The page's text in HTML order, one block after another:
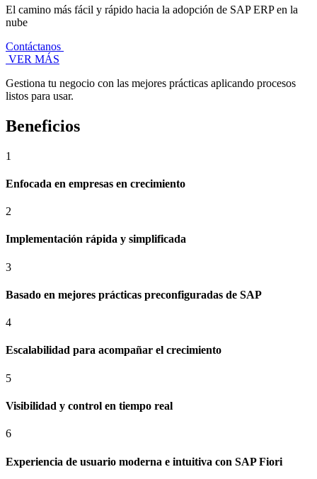
El camino más fácil y rápido hacia la adopción de SAP ERP en la
nube
Contáctanos
VER MÁS
Gestiona tu negocio con las mejores prácticas aplicando procesos
listos para usar.​
Beneficios
1
Enfocada en empresas en crecimiento
2
Implementación rápida y simplificada
3
Basado en mejores prácticas preconfiguradas de SAP
4
Escalabilidad para acompañar el crecimiento
5
Visibilidad y control en tiempo real
6
Experiencia de usuario moderna e intuitiva con SAP Fiori